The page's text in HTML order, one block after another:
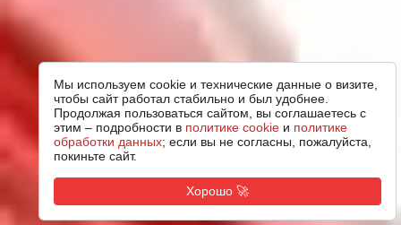
Мы используем cookie и технические данные о визите,
чтобы сайт работал стабильно и был удобнее.
Продолжая пользоваться сайтом, вы соглашаетесь с
этим – подробности в политике cookie и политике
обработки данных; если вы не согласны, пожалуйста,
покиньте сайт.
Хорошо 🚀